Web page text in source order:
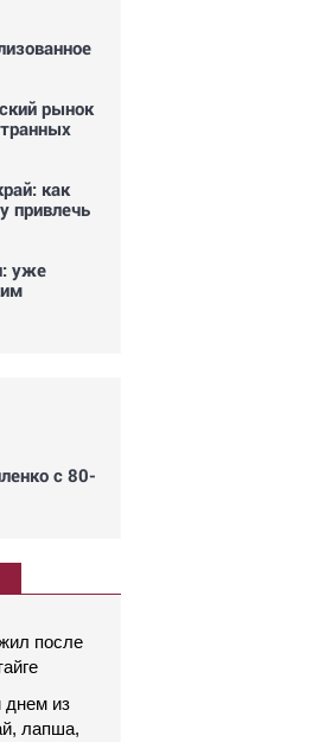
рынок
как
привлечь
уже
с 80-
после
днем из
лапша,